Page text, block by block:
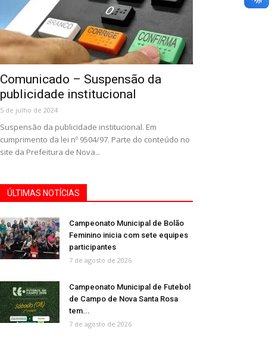
Comunicado – Suspensão da
publicidade institucional
5 de julho de 2024
Suspensão da publicidade institucional. Em
cumprimento da lei nº 9504/97. Parte do conteúdo no
site da Prefeitura de Nova...
ÚLTIMAS NOTÍCIAS
Campeonato Municipal de Bolão
Feminino inicia com sete equipes
participantes
7 de agosto de 2026
Campeonato Municipal de Futebol
de Campo de Nova Santa Rosa
tem...
7 de agosto de 2026